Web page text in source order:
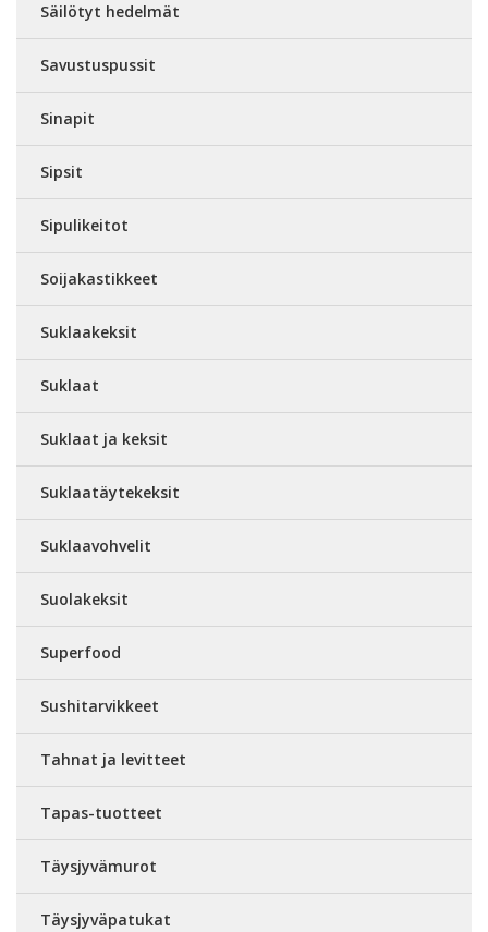
Säilötyt hedelmät
Savustuspussit
Sinapit
Sipsit
Sipulikeitot
Soijakastikkeet
Suklaakeksit
Suklaat
Suklaat ja keksit
Suklaatäytekeksit
Suklaavohvelit
Suolakeksit
Superfood
Sushitarvikkeet
Tahnat ja levitteet
Tapas-tuotteet
Täysjyvämurot
Täysjyväpatukat